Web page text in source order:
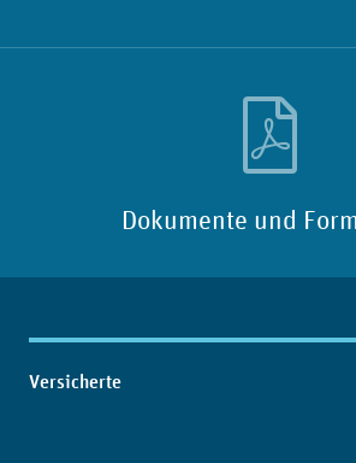
Dokumente und
Inhaltsübersicht
Versicherte